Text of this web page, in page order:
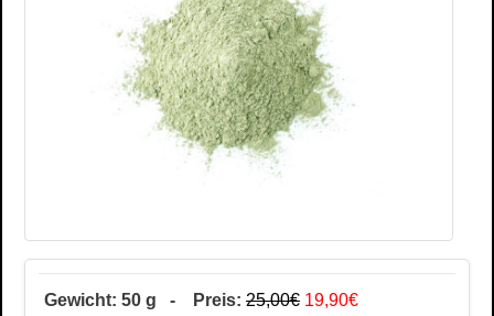
Gewicht: 50 g - Preis: 25,00€ 19,90€